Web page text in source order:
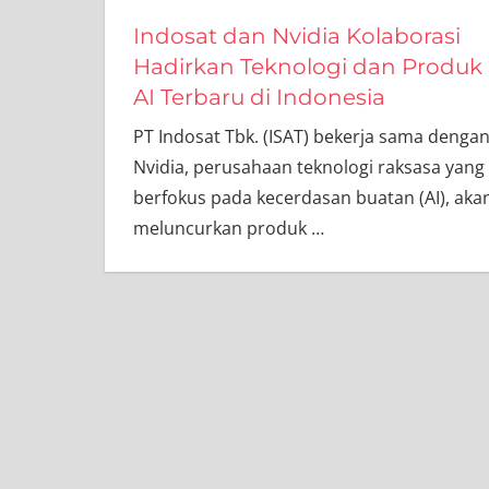
Indosat dan Nvidia Kolaborasi
Hadirkan Teknologi dan Produk
AI Terbaru di Indonesia
PT Indosat Tbk. (ISAT) bekerja sama dengan
Nvidia, perusahaan teknologi raksasa yang
berfokus pada kecerdasan buatan (AI),
meluncurkan produk …